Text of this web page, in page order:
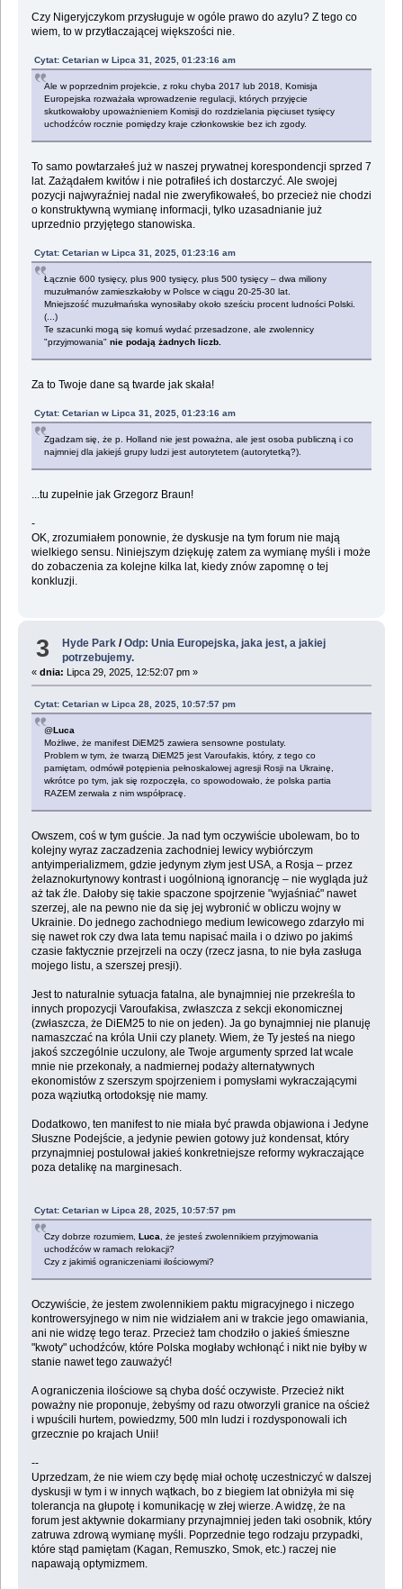
Czy Nigeryjczykom przysługuje w ogóle prawo do azylu? Z tego co
wiem, to w przytłaczającej większości nie.
Cytat: Cetarian w Lipca 31, 2025, 01:23:16 am
Ale w poprzednim projekcie, z roku chyba 2017 lub 2018, Komisja
Europejska rozważała wprowadzenie regulacji, których przyjęcie
skutkowałoby upoważnieniem Komisji do rozdzielania pięciuset tysięcy
uchodźców rocznie pomiędzy kraje członkowskie bez ich zgody.
To samo powtarzałeś już w naszej prywatnej korespondencji sprzed 7
lat. Zażądałem kwitów i nie potrafiłeś ich dostarczyć. Ale swojej
pozycji najwyraźniej nadal nie zweryfikowałeś, bo przecież nie chodzi
o konstruktywną wymianę informacji, tylko uzasadnianie już
uprzednio przyjętego stanowiska.
Cytat: Cetarian w Lipca 31, 2025, 01:23:16 am
Łącznie 600 tysięcy, plus 900 tysięcy, plus 500 tysięcy – dwa miliony
muzułmanów zamieszkałoby w Polsce w ciągu 20-25-30 lat.
Mniejszość muzułmańska wynosiłaby około sześciu procent ludności Polski.
(...)
Te szacunki mogą się komuś wydać przesadzone, ale zwolennicy
"przyjmowania" nie podają żadnych liczb.
Za to Twoje dane są twarde jak skała!
Cytat: Cetarian w Lipca 31, 2025, 01:23:16 am
Zgadzam się, że p. Holland nie jest poważna, ale jest osoba publiczną i co
najmniej dla jakiejś grupy ludzi jest autorytetem (autorytetką?).
...tu zupełnie jak Grzegorz Braun!
-
OK, zrozumiałem ponownie, że dyskusje na tym forum nie mają
wielkiego sensu. Niniejszym dziękuję zatem za wymianę myśli i może
do zobaczenia za kolejne kilka lat, kiedy znów zapomnę o tej
konkluzji.
3 Hyde Park /Odp: Unia Europejska, jaka jest, a jakiej
potrzebujemy.
« dnia: Lipca 29, 2025, 12:52:07 pm »
Cytat: Cetarian w Lipca 28, 2025, 10:57:57 pm
@Luca
Możliwe, że manifest DiEM25 zawiera sensowne postulaty.
Problem w tym, że twarzą DiEM25 jest Varoufakis, który, z tego co
pamiętam, odmówił potępienia pełnoskalowej agresji Rosji na Ukrainę,
wkrótce po tym, jak się rozpoczęła, co spowodowało, że polska partia
RAZEM zerwała z nim współpracę.
Owszem, coś w tym guście. Ja nad tym oczywiście ubolewam, bo to
kolejny wyraz zaczadzenia zachodniej lewicy wybiórczym
antyimperializmem, gdzie jedynym złym jest USA, a Rosja – przez
żelaznokurtynowy kontrast i uogólnioną ignorancję – nie wygląda już
aż tak źle. Dałoby się takie spaczone spojrzenie "wyjaśniać" nawet
szerzej, ale na pewno nie da się jej wybronić w obliczu wojny w
Ukrainie. Do jednego zachodniego medium lewicowego zdarzyło mi
się nawet rok czy dwa lata temu napisać maila i o dziwo po jakimś
czasie faktycznie przejrzeli na oczy (rzecz jasna, to nie była zasługa
mojego listu, a szerszej presji).
Jest to naturalnie sytuacja fatalna, ale bynajmniej nie przekreśla to
innych propozycji Varoufakisa, zwłaszcza z sekcji ekonomicznej
(zwłaszcza, że DiEM25 to nie on jeden). Ja go bynajmniej nie planuję
namaszczać na króla Unii czy planety. Wiem, że Ty jesteś na niego
jakoś szczególnie uczulony, ale Twoje argumenty sprzed lat wcale
mnie nie przekonały, a nadmiernej podaży alternatywnych
ekonomistów z szerszym spojrzeniem i pomysłami wykraczającymi
poza wąziutką ortodoksję nie mamy.
Dodatkowo, ten manifest to nie miała być prawda objawiona i Jedyne
Słuszne Podejście, a jedynie pewien gotowy już kondensat, który
przynajmniej postulował jakieś konkretniejsze reformy wykraczające
poza detalikę na marginesach.
Cytat: Cetarian w Lipca 28, 2025, 10:57:57 pm
Czy dobrze rozumiem, Luca, że jesteś zwolennikiem przyjmowania
uchodźców w ramach relokacji?
Czy z jakimiś ograniczeniami ilościowymi?
Oczywiście, że jestem zwolennikiem paktu migracyjnego i niczego
kontrowersyjnego w nim nie widziałem ani w trakcie jego omawiania,
ani nie widzę tego teraz. Przecież tam chodziło o jakieś śmieszne
"kwoty" uchodźców, które Polska mogłaby wchłonąć i nikt nie byłby w
stanie nawet tego zauważyć!
A ograniczenia ilościowe są chyba dość oczywiste. Przecież nikt
poważny nie proponuje, żebyśmy od razu otworzyli granice na oścież
i wpuścili hurtem, powiedzmy, 500 mln ludzi i rozdysponowali ich
grzecznie po krajach Unii!
--
Uprzedzam, że nie wiem czy będę miał ochotę uczestniczyć w dalszej
dyskusji w tym i w innych wątkach, bo z biegiem lat obniżyła mi się
tolerancja na głupotę i komunikację w złej wierze. A widzę, że na
forum jest aktywnie dokarmiany przynajmniej jeden taki osobnik, który
zatruwa zdrową wymianę myśli. Poprzednie tego rodzaju przypadki,
które stąd pamiętam (Kagan, Remuszko, Smok, etc.) raczej nie
napawają optymizmem.